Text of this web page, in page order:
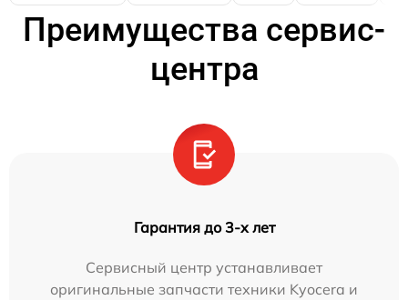
Преимущества сервис-
центра
Гарантия до 3-х лет
Сервисный центр устанавливает
оригинальные запчасти техники Kyocera и